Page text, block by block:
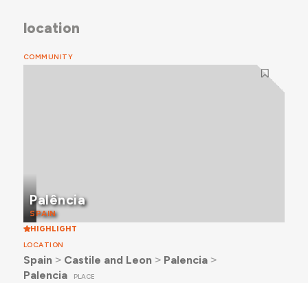
location
COMMUNITY
Palência
SPAIN
HIGHLIGHT
LOCATION
Spain ˃ Castile and Leon ˃ Palencia˃
Palencia
PLACE